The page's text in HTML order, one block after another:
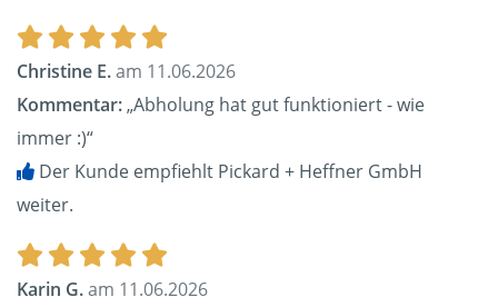
Christine E.am 11.06.2026
Kommentar:„Abholung hat gut funktioniert - wie
immer :)“
Der Kunde empfiehlt Pickard + Heffner GmbH
weiter.
Karin G.am 11.06.2026